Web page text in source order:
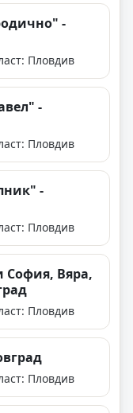
-
Пловдив
-
Пловдив
-
Пловдив
София, Вяра,
Пловдив
Пловдив